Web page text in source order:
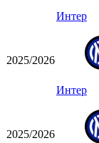
Интер
2025/2026
Интер
2025/2026